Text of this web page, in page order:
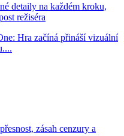
detaily na každém kroku,
režiséra
Hra začíná přináší vizuální
zásah cenzury a